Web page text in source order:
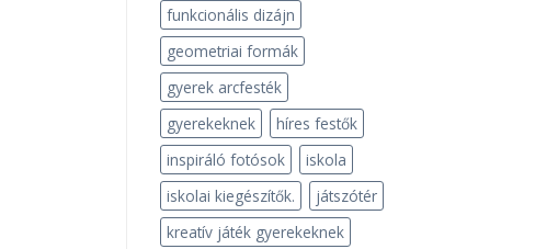
funkcionális dizájn
geometriai formák
gyerek arcfesték
gyerekeknek
híres festők
inspiráló fotósok
iskola
iskolai kiegészítők.
játszótér
kreatív játék gyerekeknek